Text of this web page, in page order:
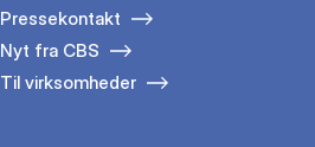
Pressekontakt
Nyt fra CBS
Til virksomheder